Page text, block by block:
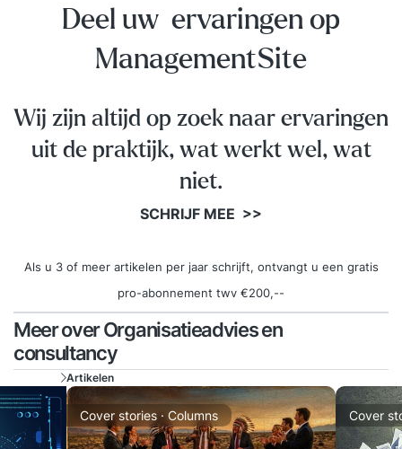
Deel uw ervaringen op
ManagementSite
Wij zijn altijd op zoek naar ervaringen
uit de praktijk, wat werkt wel, wat
niet.
SCHRIJF MEE >>
Als u 3 of meer artikelen per jaar schrijft, ontvangt u een gratis
pro-abonnement twv €200,--
Meer over Organisatieadvies en
consultancy
Artikelen
Cover stories · Columns Cover